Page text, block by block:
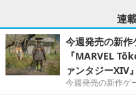
連
今週発売の新
『MARVEL
ァンタジーXIV
今週発売の新作ゲ